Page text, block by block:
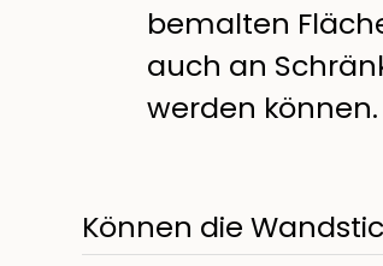
bemalten
auch an
werden können.
Können die